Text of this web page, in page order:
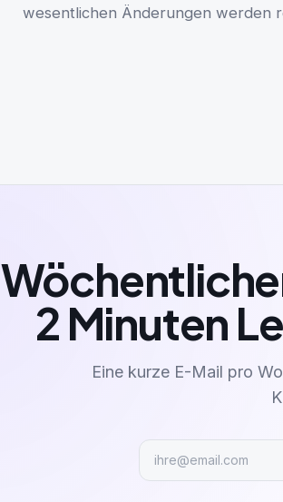
wesentlichen Änderungen werden
2 Minuten
Eine kurze E-Mail pro